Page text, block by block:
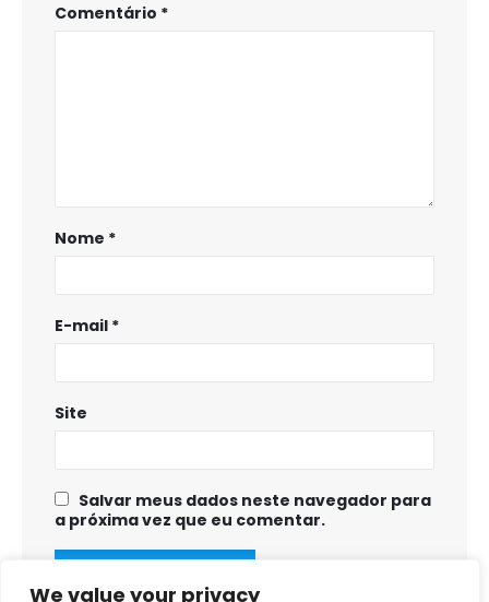
We value your privacy
Comentário *
Nome *
E-mail *
Site
Salvar meus dados neste navegador para
a próxima vez que eu comentar.